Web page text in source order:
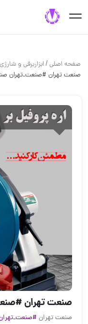
صفحه اصلی/ابزاربرقی و شارژی
صنعت تهران #صنعت_تهران
صنعت تهران
صنعت تهران